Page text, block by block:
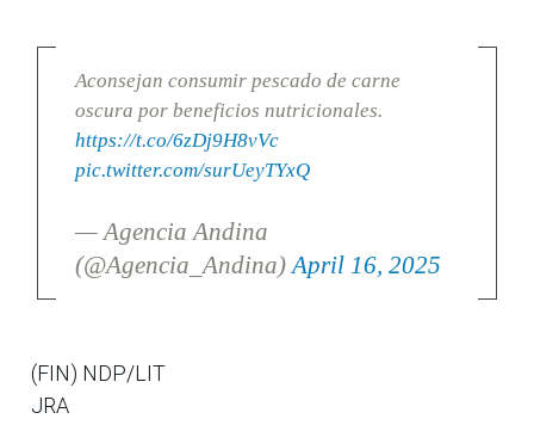
Aconsejan consumir pescado de carne
oscura por beneficios nutricionales.
https://t.co/6zDj9H8vVc
pic.twitter.com/surUeyTYxQ
— Agencia Andina
(@Agencia_Andina) April 16, 2025
(FIN) NDP/LIT
JRA